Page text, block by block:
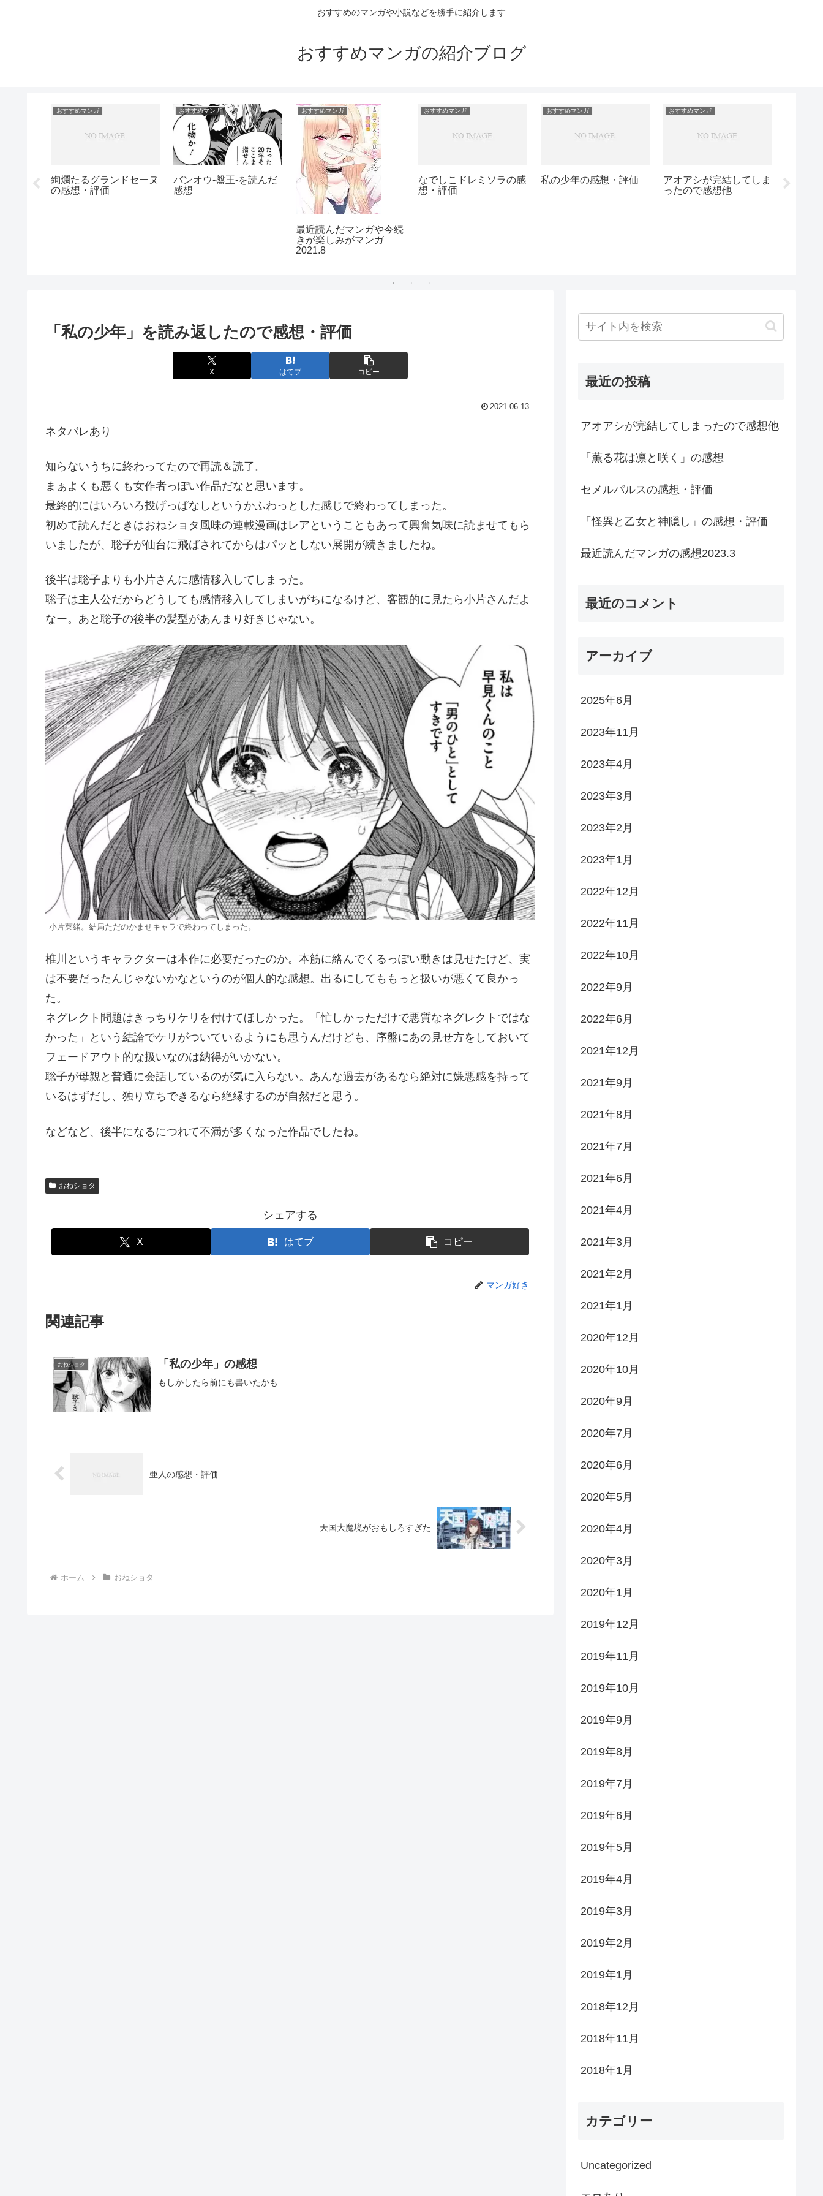
おすすめのマンガや小説などを勝手に紹介します
おすすめマンガの紹介ブログ
てしま
エロあり
おっぱいに存在感がある
マンガ特集
おすすめマンガ
「できそこないの姫君た
ち」を読んだ感想・評価
おすすめマンガ
「薫る花は凛と咲く」の
感想
おすすめマンガ
感想・評価
おすすめマンガ
す。の感想・評価
おすすめマンガ
数年ぶ
を再読
「私の少年」を読み返したので感想・評価
X はてブ コピー
2021.06.13
ネタバレあり
知らないうちに終わってたので再読＆読了。
まぁよくも悪くも女作者っぽい作品だなと思います。
最終的にはいろいろ投げっぱなしというかふわっとした感じで終わってしまった。
初めて読んだときはおねショタ風味の連載漫画はレアということもあって興奮気味に読ませてもら
いましたが、聡子が仙台に飛ばされてからはパッとしない展開が続きましたね。
後半は聡子よりも小片さんに感情移入してしまった。
聡子は主人公だからどうしても感情移入してしまいがちになるけど、客観的に見たら小片さんだよ
なー。あと聡子の後半の髪型があんまり好きじゃない。
小片菜緒。結局ただのかませキャラで終わってしまった。
椎川というキャラクターは本作に必要だったのか。本筋に絡んでくるっぽい動きは見せたけど、実
は不要だったんじゃないかなというのが個人的な感想。出るにしてももっと扱いが悪くて良かっ
た。
ネグレクト問題はきっちりケリを付けてほしかった。「忙しかっただけで悪質なネグレクトではな
かった」という結論でケリがついているようにも思うんだけども、序盤にあの見せ方をしておいて
フェードアウト的な扱いなのは納得がいかない。
聡子が母親と普通に会話しているのが気に入らない。あんな過去があるなら絶対に嫌悪感を持って
いるはずだし、独り立ちできるなら絶縁するのが自然だと思う。
などなど、後半になるにつれて不満が多くなった作品でしたね。
おねショタ
シェアする
X はてブ コピー
マンガ好き
関連記事
おねショタ 「私の少年」の感想
もしかしたら前にも書いたかも
亜人の感想・評価
天国大魔境がおもしろすぎた
ホーム おねショタ
最近の投稿
アオアシが完結してしまったので感想他
「薫る花は凛と咲く」の感想
セメルパルスの感想・評価
「怪異と乙女と神隠し」の感想・評価
最近読んだマンガの感想2023.3
最近のコメント
アーカイブ
2025年6月
2023年11月
2023年4月
2023年3月
2023年2月
2023年1月
2022年12月
2022年11月
2022年10月
2022年9月
2022年6月
2021年12月
2021年9月
2021年8月
2021年7月
2021年6月
2021年4月
2021年3月
2021年2月
2021年1月
2020年12月
2020年10月
2020年9月
2020年7月
2020年6月
2020年5月
2020年4月
2020年3月
2020年1月
2019年12月
2019年11月
2019年10月
2019年9月
2019年8月
2019年7月
2019年6月
2019年5月
2019年4月
2019年3月
2019年2月
2019年1月
2018年12月
2018年11月
2018年1月
カテゴリー
Uncategorized